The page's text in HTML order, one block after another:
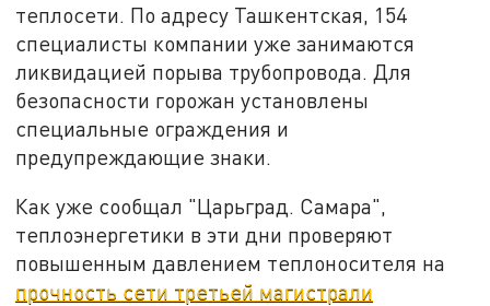
теплосети. По адресу Ташкентская, 154
специалисты компании уже занимаются
ликвидацией порыва трубопровода. Для
безопасности горожан установлены
специальные ограждения и
предупреждающие знаки.
Как уже сообщал "Царьград. Самара",
теплоэнергетики в эти дни проверяют
повышенным давлением теплоносителя на
прочность сети третьей магистрали